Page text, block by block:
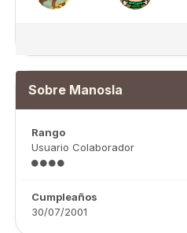
Sobre Manosla
Rango
Usuario Colaborador
Cumpleaños
30/07/2001